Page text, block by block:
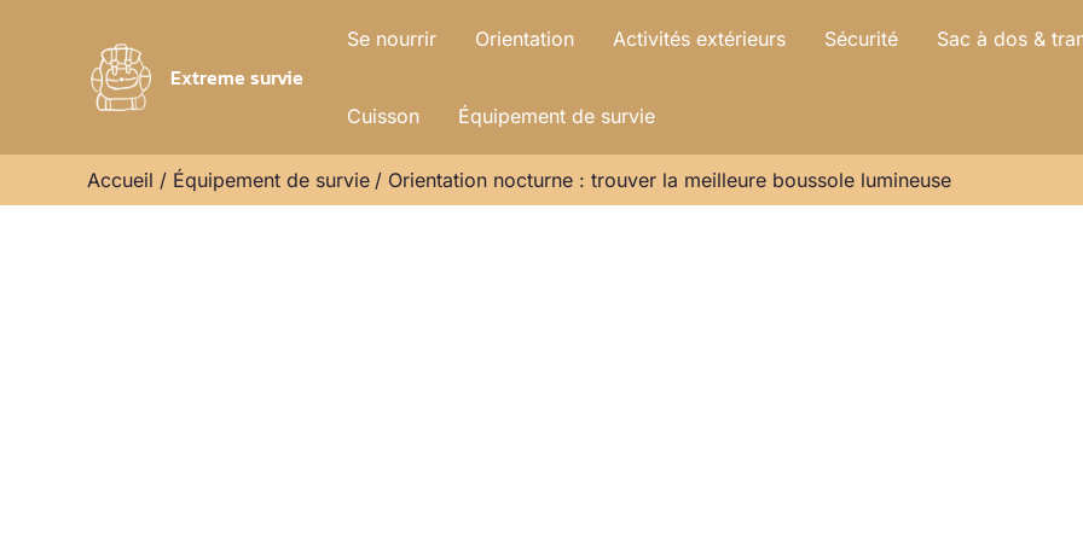
Extreme survie
Se nourrir Orientation Activités extérieurs Sécurité Sac à dos &
Cuisson Équipement de survie
Accueil Équipement de survie Orientation nocturne : trouver la meilleure boussole lumineuse